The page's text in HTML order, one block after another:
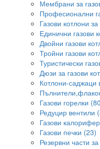
Мембрани за
Професионални
Газови котлони
Единични газови
Двойни газови
Тройни газови
Туристически
Дюзи за газови
Котлони-саджаци
Газови горелки
Редуцир вентили
Газови
Газови печки (23)
Резервни части